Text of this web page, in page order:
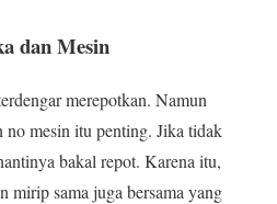
dan Mesin
merepotkan. Namun
no mesin itu penting. Jika tidak
bakal repot. Karena itu,
mirip sama juga bersama yang